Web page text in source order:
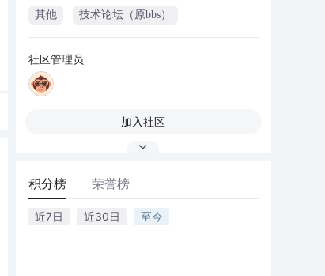
其他 技术论坛（原bbs）
社区管理员
加入社区
积分榜 荣誉榜
近7日 近30日 至今